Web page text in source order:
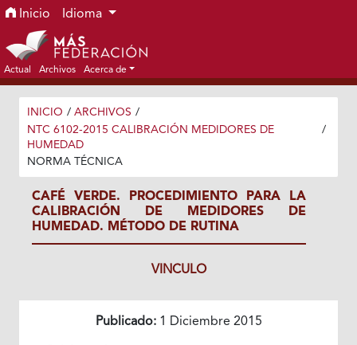
Ir al menú de navegación principal
Ir al contenido principal
Ir al pie de página del sitio
Inicio Idioma
Actual Archivos Acerca de
INICIO / ARCHIVOS /
NTC 6102-2015 CALIBRACIÓN MEDIDORES DE
HUMEDAD
/
NORMA TÉCNICA
CAFÉ VERDE. PROCEDIMIENTO PARA LA
CALIBRACIÓN DE MEDIDORES DE
HUMEDAD. MÉTODO DE RUTINA
VINCULO
Publicado:1 Diciembre 2015